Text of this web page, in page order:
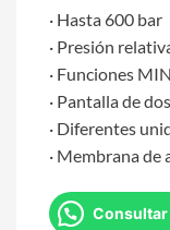
· Hasta 600 bar
· Presión
· Funciones
· Pantalla de
· Diferentes
· Membrana